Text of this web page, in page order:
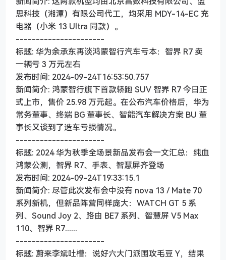
思科技（湘潭）有限公司代工，均采用 MDY-14-EC 充
电器（小米 13 Ultra 同款）。
----------------------
标题: 华为余承东再谈鸿蒙智行汽车亏本：智界 R7 卖
一辆亏 3 万元左右
发布时间: 2024-09-24T16:53:50.757
新闻简介: 鸿蒙智行旗下首款轿跑 SUV 智界 R7 今日正
式上市，售价 25.98 万元起。在公布汽车价格后，华为
常务董事、终端 BG 董事长、智能汽车解决方案 BU 董
事长又谈到了造车亏损情况。
----------------------
标题: 2024 华为秋季全场景新品发布会一文汇总：纯血
鸿蒙公测，智界 R7、手表、智慧屏齐登场
发布时间: 2024-09-24T19:33:15.1
新闻简介: 尽管此次发布会中没有 nova 13 / Mate 70
系列新机，但新品阵营同样庞大：WATCH GT 5 系
列、Sound Joy 2、路由 BE7 系列、智慧屏 V5 Max
110、智界 R7......
----------------------
标题: 蔚来李斌吐槽：说好六大门派围攻毛豆 Y，结果